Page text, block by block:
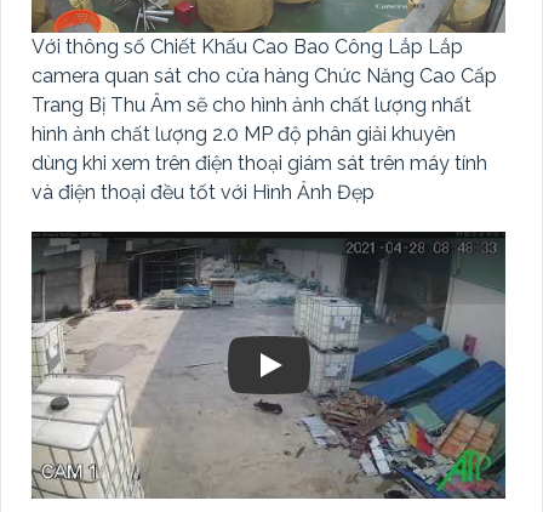
Với thông số Chiết Khấu Cao Bao Công Lắp Lắp
camera quan sát cho cửa hàng Chức Năng Cao Cấp
Trang Bị Thu Âm sẽ cho hình ảnh chất lượng nhất
hình ảnh chất lượng 2.0 MP độ phân giải khuyên
dùng khi xem trên điện thoại giám sát trên máy tính
và điện thoại đều tốt với Hình Ảnh Đẹp